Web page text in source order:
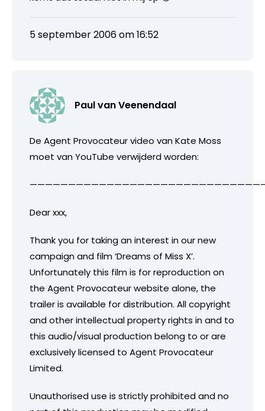
5 september 2006 om 16:52
Paul van Veenendaal
De Agent Provocateur video van Kate Moss
moet van YouTube verwijderd worden:
Dear xxx,
Thank you for taking an interest in our new
campaign and film ‘Dreams of Miss X’.
Unfortunately this film is for reproduction on
the Agent Provocateur website alone, the
trailer is available for distribution. All copyright
and other intellectual property rights in and to
this audio/visual production belong to or are
exclusively licensed to Agent Provocateur
Limited.
Unauthorised use is strictly prohibited and no